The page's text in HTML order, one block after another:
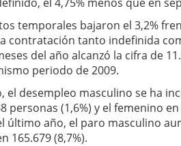
temporales bajaron el 3,2%
contratación tanto indefinida
del año alcanzó la cifra de
periodo de 2009.
el desempleo masculino se ha
personas (1,6%) y el femenino
último año, el paro masculino
165.679 (8,7%).